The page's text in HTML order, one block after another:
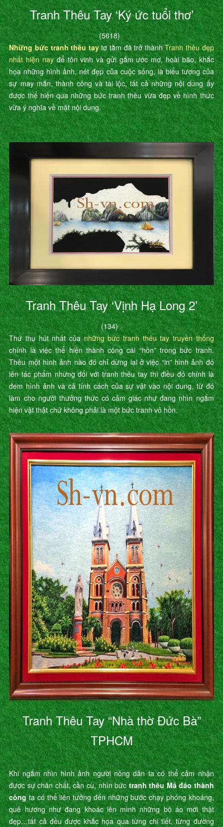
Tranh Thêu Tay ‘Ký ức tuổi thơ’
(5618)
Những bức tranh thêu taytơ tằm đã trở thànhTranh thêu đẹp
nhất hiện nayđể tôn vinh và gửi gắm ước mơ, hoài bão, khắc
họa những hình ảnh, nét đẹp của cuộc sống, là biểu tượng của
sự may mắn, thành công và tài lộc, tất cả những nội dung ấy
được thể hiện qua những bức tranh thêu vừa đẹp về hình thức
vừa ý nghĩa về mặt nội dung.
Tranh Thêu Tay ‘Vịnh Hạ Long 2’
(134)
Thứ thu hút nhất củanhững bức tranh thêu tay truyền thống
chính là việc thể hiện thành công cái “hồn” trong bức tranh.
Thêu một hình ảnh nào đó chỉ dừng lại ở việc “in” hình ảnh đó
lên tác phẩm nhưng đối với tranh thêu tay thì điều đó chính là
đem hình ảnh và cả tính cách của sự vật vào nội dung, từ đó
làm cho người thưởng thức có cảm giác như đang nhìn ngắm
hiện vật thật chứ không phải là một bức tranh vô hồn.
Tranh Thêu Tay “Nhà thờ Đức Bà”
TPHCM
Khi ngắm nhìn hình ảnh người nông dân ta có thể cảm nhận
được sự chân chất, cần cù, nhìn bứctranh thêu Mã đáo thành
côngta có thể liên tưởng đến những bước chạy phóng khoáng,
quê hương như đang khoác lên mình những bộ áo mới thật
đẹp…tất cả đều được khắc họa qua từng chi tiết, từng đường